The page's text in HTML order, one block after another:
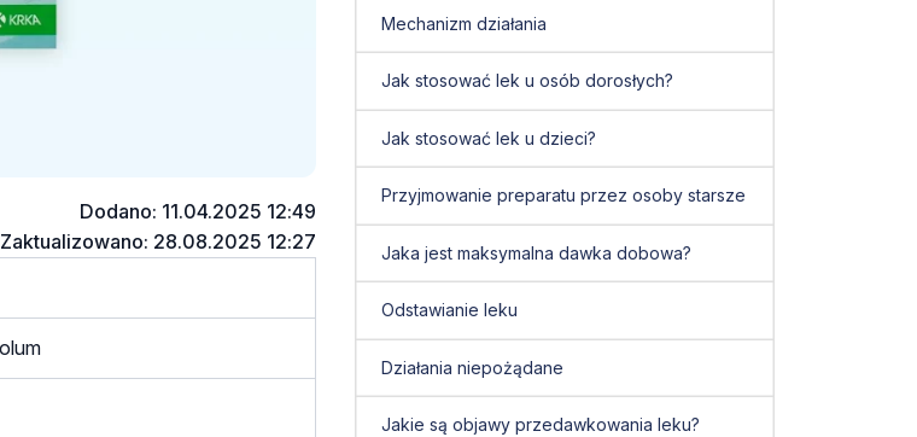
Dodano: 11.04.2025 12:49
Zaktualizowano: 28.08.2025 12:27
Mechanizm działania
Jak stosować lek u osób dorosłych?
Jak stosować lek u dzieci?
Przyjmowanie preparatu przez osoby starsze
Jaka jest maksymalna dawka dobowa?
Odstawianie leku
Działania niepożądane
Jakie są objawy przedawkowania leku?